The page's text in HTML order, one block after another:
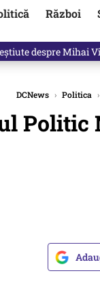
Război
despre Mihai
DCNews › Politica ›